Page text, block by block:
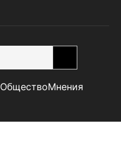
ОбществоМнения